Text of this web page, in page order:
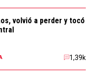
volvió a perder y tocó
1,39k